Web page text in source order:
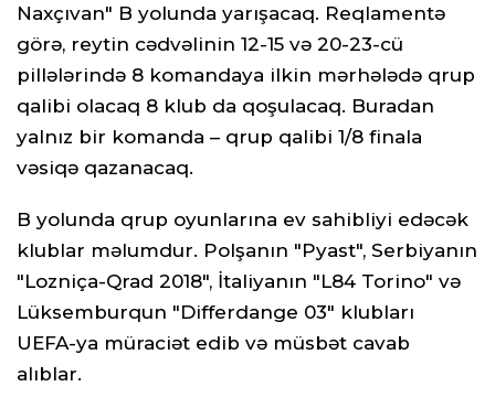
Naxçıvan" B yolunda yarışacaq. Reqlamentə
görə, reytin cədvəlinin 12-15 və 20-23-cü
pillələrində 8 komandaya ilkin mərhələdə qrup
qalibi olacaq 8 klub da qoşulacaq. Buradan
yalnız bir komanda – qrup qalibi 1/8 finala
vəsiqə qazanacaq.
B yolunda qrup oyunlarına ev sahibliyi edəcək
klublar məlumdur. Polşanın "Pyast", Serbiyanın
"Lozniça-Qrad 2018", İtaliyanın "L84 Torino" və
Lüksemburqun "Differdange 03" klubları
UEFA-ya müraciət edib və müsbət cavab
alıblar.